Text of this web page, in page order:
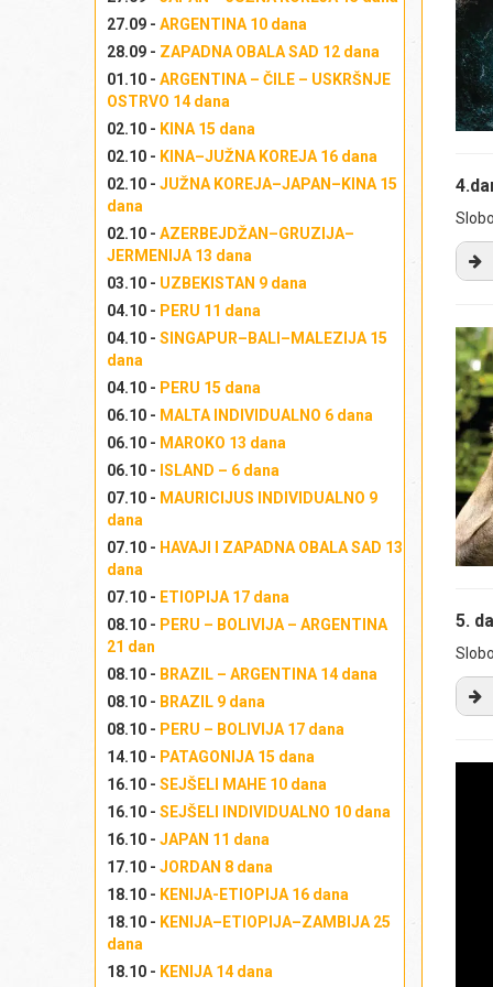
27.09 - ARGENTINA 10 dana
28.09 - ZAPADNA OBALA SAD 12 dana
01.10 - ARGENTINA – ČILE – USKRŠNJE
OSTRVO 14 dana
02.10 - KINA 15 dana
02.10 - KINA–JUŽNA KOREJA 16 dana
02.10 - JUŽNA KOREJA–JAPAN–KINA 15
dana
02.10 - AZERBEJDŽAN–GRUZIJA–
JERMENIJA 13 dana
03.10 - UZBEKISTAN 9 dana
04.10 - PERU 11 dana
04.10 - SINGAPUR–BALI–MALEZIJA 15
dana
04.10 - PERU 15 dana
06.10 - MALTA INDIVIDUALNO 6 dana
06.10 - MAROKO 13 dana
06.10 - ISLAND – 6 dana
07.10 - MAURICIJUS INDIVIDUALNO 9
dana
07.10 - HAVAJI I ZAPADNA OBALA SAD 13
dana
07.10 - ETIOPIJA 17 dana
08.10 - PERU – BOLIVIJA – ARGENTINA
21 dan
08.10 - BRAZIL – ARGENTINA 14 dana
08.10 - BRAZIL 9 dana
08.10 - PERU – BOLIVIJA 17 dana
14.10 - PATAGONIJA 15 dana
16.10 - SEJŠELI MAHE 10 dana
16.10 - SEJŠELI INDIVIDUALNO 10 dana
16.10 - JAPAN 11 dana
17.10 - JORDAN 8 dana
18.10 - KENIJA-ETIOPIJA 16 dana
18.10 - KENIJA–ETIOPIJA–ZAMBIJA 25
dana
18.10 - KENIJA 14 dana
je
5.
ka